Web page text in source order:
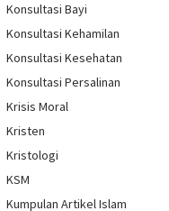
Konsultasi Bayi
Konsultasi Kehamilan
Konsultasi Kesehatan
Konsultasi Persalinan
Krisis Moral
Kristen
Kristologi
KSM
Kumpulan Artikel Islam